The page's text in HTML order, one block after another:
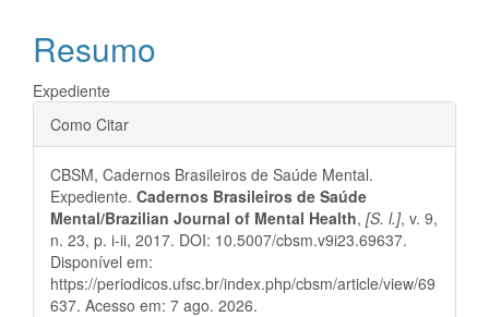
artigo
principal
Resumo
Expediente
Detalhes
do
artigo
Como Citar
CBSM, Cadernos Brasileiros de Saúde Mental.
Expediente. Cadernos Brasileiros de Saúde
Mental/Brazilian Journal of Mental Health, [S. l.], v. 9,
n. 23, p. i-ii, 2017. DOI: 10.5007/cbsm.v9i23.69637.
Disponível em:
https://periodicos.ufsc.br/index.php/cbsm/article/view/69
637. Acesso em: 7 ago. 2026.